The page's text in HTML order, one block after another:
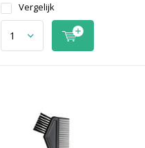
Vergelijk